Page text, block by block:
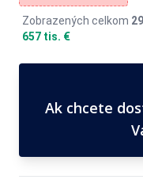
Zobrazených celkom 29
657 tis. €
Ak chcete